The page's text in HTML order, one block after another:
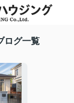
ログ一覧